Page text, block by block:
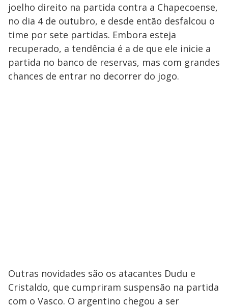
joelho direito na partida contra a Chapecoense,
no dia 4 de outubro, e desde então desfalcou o
time por sete partidas. Embora esteja
recuperado, a tendência é a de que ele inicie a
partida no banco de reservas, mas com grandes
chances de entrar no decorrer do jogo.
Outras novidades são os atacantes Dudu e
Cristaldo, que cumpriram suspensão na partida
com o Vasco. O argentino chegou a ser